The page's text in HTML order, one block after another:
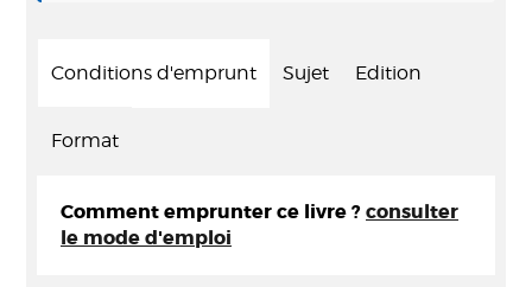
Conditions d'emprunt Sujet Edition
Format
Comment emprunter ce livre ? consulter
le mode d'emploi